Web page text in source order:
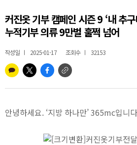
커진옷 기부 캠페인 시즌 9 ‘내 추
누적기부 의류 9만벌 훌쩍 넘어
작성일 2025-01-17 조회수 32153
안녕하세요. ‘지방 하나만’ 365mc입니다